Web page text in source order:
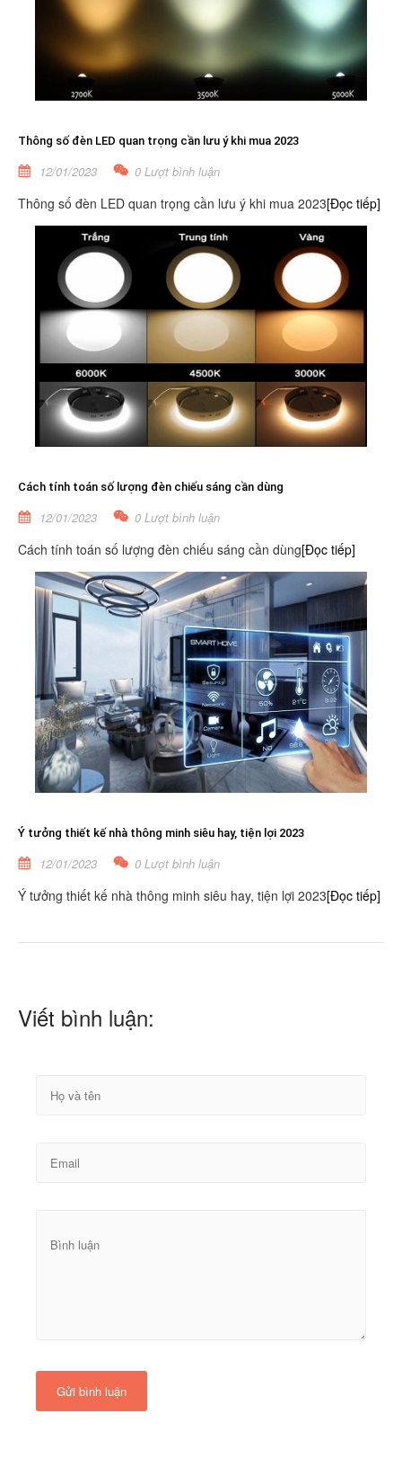
Thông số đèn LED quan trọng cần lưu ý khi mua 2023
12/01/2023 0 Lượt bình luận
Thông số đèn LED quan trọng cần lưu ý khi mua 2023[Đọc tiếp]
Cách tính toán số lượng đèn chiếu sáng cần dùng
12/01/2023 0 Lượt bình luận
Cách tính toán số lượng đèn chiếu sáng cần dùng[Đọc tiếp]
Ý tưởng thiết kế nhà thông minh siêu hay, tiện lợi 2023
12/01/2023 0 Lượt bình luận
Ý tưởng thiết kế nhà thông minh siêu hay, tiện lợi 2023[Đọc tiếp]
Viết bình luận:
Gửi bình luận